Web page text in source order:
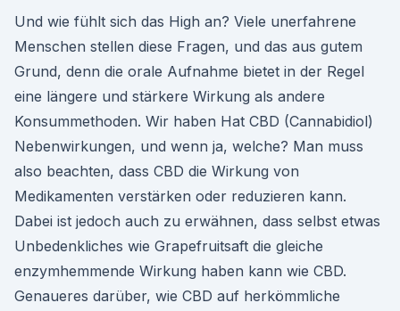
Und wie fühlt sich das High an? Viele unerfahrene
Menschen stellen diese Fragen, und das aus gutem
Grund, denn die orale Aufnahme bietet in der Regel
eine längere und stärkere Wirkung als andere
Konsummethoden. Wir haben Hat CBD (Cannabidiol)
Nebenwirkungen, und wenn ja, welche? Man muss
also beachten, dass CBD die Wirkung von
Medikamenten verstärken oder reduzieren kann.
Dabei ist jedoch auch zu erwähnen, dass selbst etwas
Unbedenkliches wie Grapefruitsaft die gleiche
enzymhemmende Wirkung haben kann wie CBD.
Genaueres darüber, wie CBD auf herkömmliche